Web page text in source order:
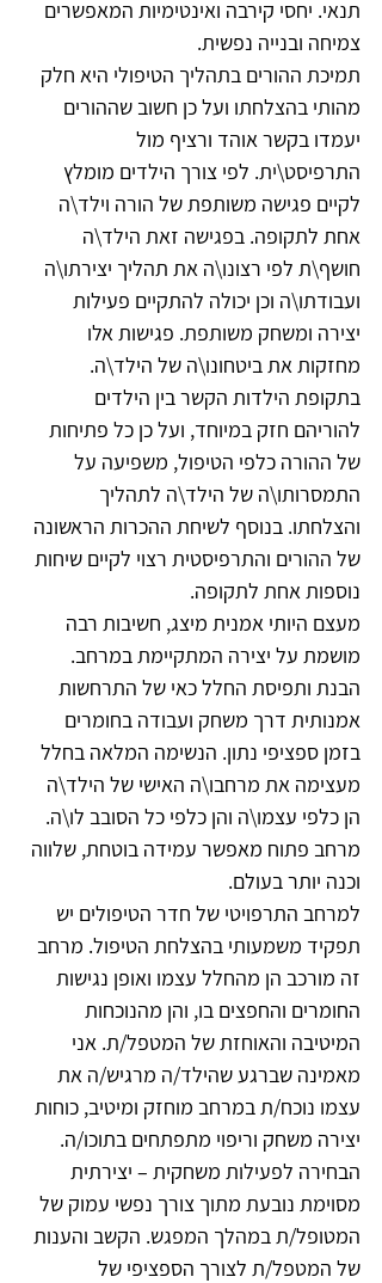
תנאי. יחסי קירבה ואינטימיות המאפשרים
צמיחה ובנייה נפשית.
תמיכת ההורים בתהליך הטיפולי היא חלק
מהותי בהצלחתו ועל כן חשוב שההורים
יעמדו בקשר אוהד ורציף מול
התרפיסט\ית. לפי צורך הילדים מומלץ
לקיים פגישה משותפת של הורה וילד\ה
אחת לתקופה. בפגישה זאת הילד\ה
חושף\ת לפי רצונו\ה את תהליך יצירתו\ה
ועבודתו\ה וכן יכולה להתקיים פעילות
יצירה ומשחק משותפת. פגישות אלו
מחזקות את ביטחונו\ה של הילד\ה.
בתקופת הילדות הקשר בין הילדים
להוריהם חזק במיוחד, ועל כן כל פתיחות
של ההורה כלפי הטיפול, משפיעה על
התמסרותו\ה של הילד\ה לתהליך
והצלחתו. בנוסף לשיחת ההכרות הראשונה
של ההורים והתרפיסטית רצוי לקיים שיחות
נוספות אחת לתקופה.
מעצם היותי אמנית מיצג, חשיבות רבה
מושמת על יצירה המתקיימת במרחב.
הבנת ותפיסת החלל כאי של התרחשות
אמנותית דרך משחק ועבודה בחומרים
בזמן ספציפי נתון. הנשימה המלאה בחלל
מעצימה את מרחבו\ה האישי של הילד\ה
הן כלפי עצמו\ה והן כלפי כל הסובב לו\ה.
מרחב פתוח מאפשר עמידה בוטחת, שלווה
וכנה יותר בעולם.
למרחב התרפויטי של חדר הטיפולים יש
תפקיד משמעותי בהצלחת הטיפול. מרחב
זה מורכב הן מהחלל עצמו ואופן נגישות
החומרים והחפצים בו, והן מהנוכחות
המיטיבה והאוחזת של המטפל/ת. אני
מאמינה שברגע שהילד/ה מרגיש/ה את
עצמו נוכח/ת במרחב מוחזק ומיטיב, כוחות
יצירה משחק וריפוי מתפתחים בתוכו/ה.
הבחירה לפעילות משחקית – יצירתית
מסוימת נובעת מתוך צורך נפשי עמוק של
המטופל/ת במהלך המפגש. הקשב והענות
של המטפל/ת לצורך הספציפי של